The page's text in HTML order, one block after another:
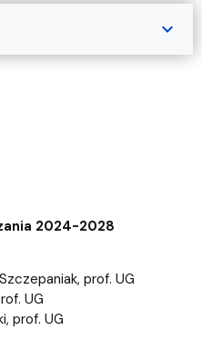
2024-2028
prof. UG
UG
prof. UG
expand_more